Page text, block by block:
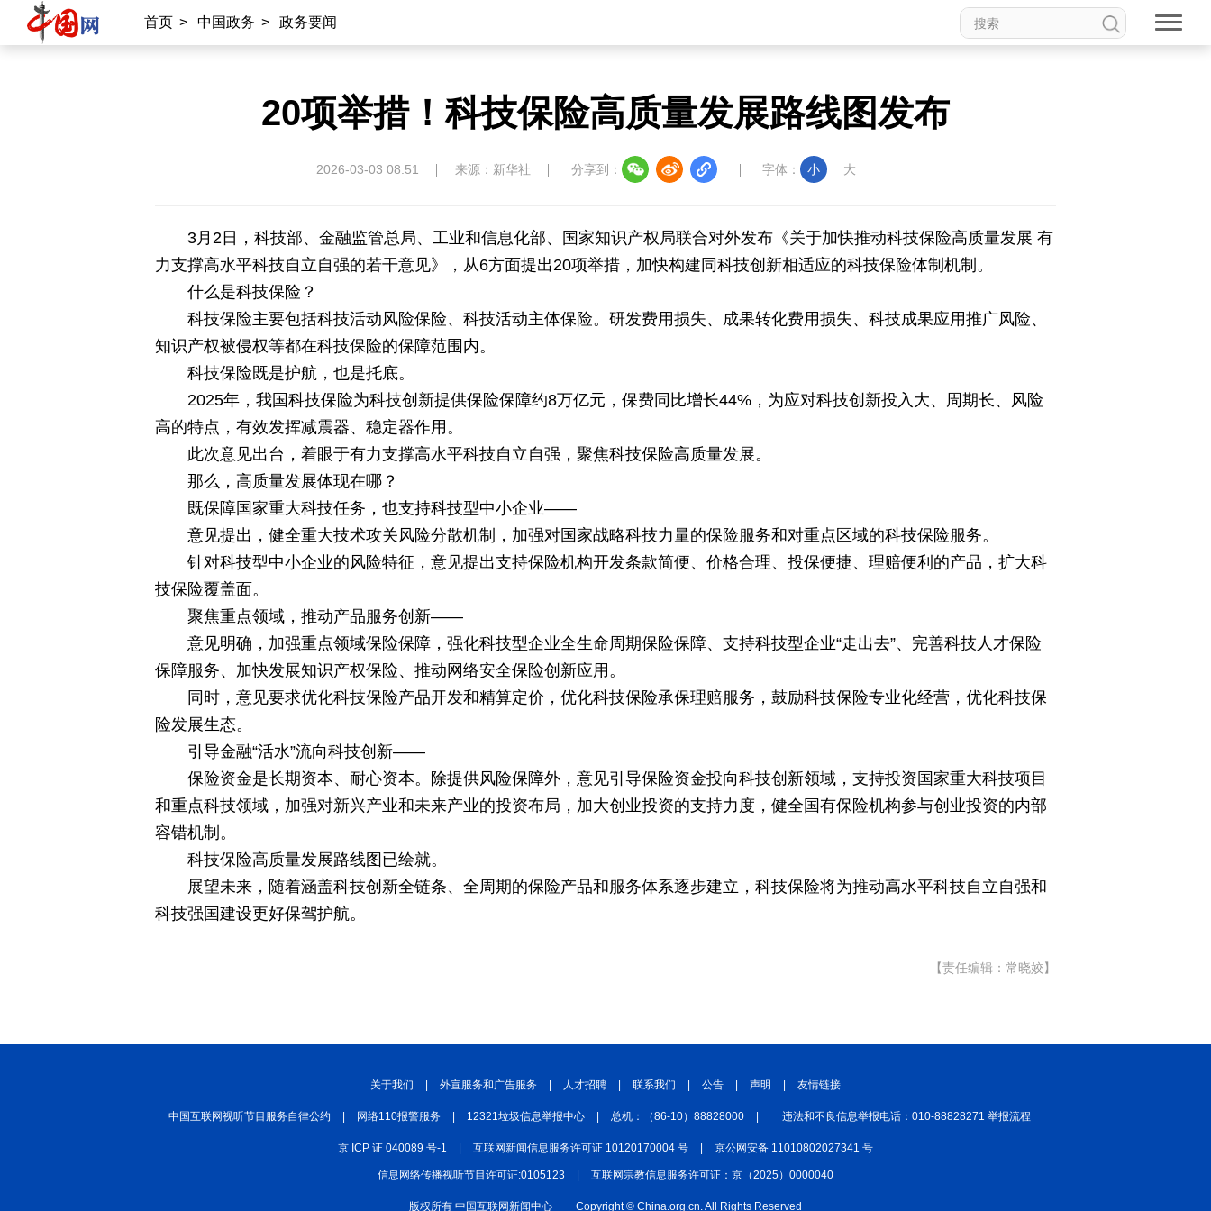
首页 > 中国政务 > 政务要闻
常德 今日山西
秀山丽水
20项举措！科技保险高质量发展路线图发布
2026-03-03 08:51 来源：新华社 分享到： 字体： 小 大
3月2日，科技部、金融监管总局、工业和信息化部、国家知识产权局联合对外发布《关于加快推动科技保险高质量发展 有
力支撑高水平科技自立自强的若干意见》，从6方面提出20项举措，加快构建同科技创新相适应的科技保险体制机制。
什么是科技保险？
科技保险主要包括科技活动风险保险、科技活动主体保险。研发费用损失、成果转化费用损失、科技成果应用推广风险、
知识产权被侵权等都在科技保险的保障范围内。
科技保险既是护航，也是托底。
2025年，我国科技保险为科技创新提供保险保障约8万亿元，保费同比增长44%，为应对科技创新投入大、周期长、风险
高的特点，有效发挥减震器、稳定器作用。
此次意见出台，着眼于有力支撑高水平科技自立自强，聚焦科技保险高质量发展。
那么，高质量发展体现在哪？
既保障国家重大科技任务，也支持科技型中小企业——
意见提出，健全重大技术攻关风险分散机制，加强对国家战略科技力量的保险服务和对重点区域的科技保险服务。
针对科技型中小企业的风险特征，意见提出支持保险机构开发条款简便、价格合理、投保便捷、理赔便利的产品，扩大科
技保险覆盖面。
聚焦重点领域，推动产品服务创新——
意见明确，加强重点领域保险保障，强化科技型企业全生命周期保险保障、支持科技型企业“走出去”、完善科技人才保险
保障服务、加快发展知识产权保险、推动网络安全保险创新应用。
同时，意见要求优化科技保险产品开发和精算定价，优化科技保险承保理赔服务，鼓励科技保险专业化经营，优化科技保
险发展生态。
引导金融“活水”流向科技创新——
保险资金是长期资本、耐心资本。除提供风险保障外，意见引导保险资金投向科技创新领域，支持投资国家重大科技项目
和重点科技领域，加强对新兴产业和未来产业的投资布局，加大创业投资的支持力度，健全国有保险机构参与创业投资的内部
容错机制。
科技保险高质量发展路线图已绘就。
展望未来，随着涵盖科技创新全链条、全周期的保险产品和服务体系逐步建立，科技保险将为推动高水平科技自立自强和
科技强国建设更好保驾护航。
【责任编辑：常晓姣】
关于我们 外宣服务和广告服务 人才招聘 联系我们 公告 声明 友情链接
中国互联网视听节目服务自律公约 网络110报警服务 12321垃圾信息举报中心 总机：（86-10）88828000 违法和不良信息举报电话：010-88828271 举报流程
京 ICP 证 040089 号-1 互联网新闻信息服务许可证 10120170004 号 京公网安备 11010802027341 号
信息网络传播视听节目许可证:0105123 互联网宗教信息服务许可证：京（2025）0000040
版权所有 中国互联网新闻中心 Copyright © China.org.cn. All Rights Reserved